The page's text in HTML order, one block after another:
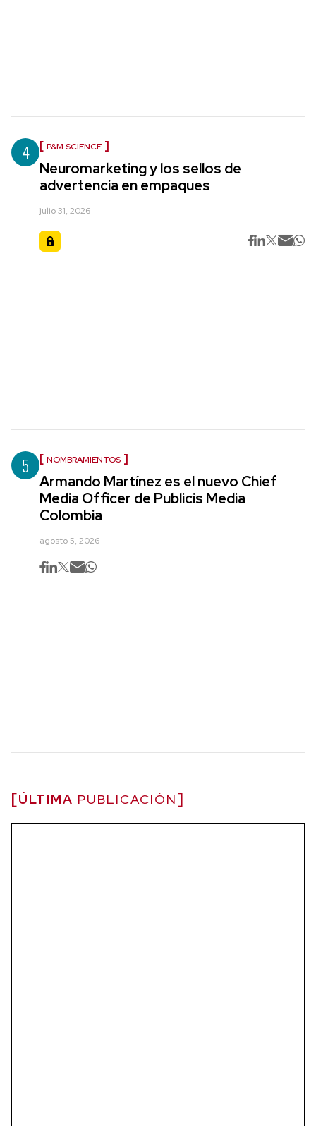
4 P&M SCIENCE
Neuromarketing y los sellos de
advertencia en empaques
julio 31, 2026
5 NOMBRAMIENTOS
Armando Martínez es el nuevo Chief
Media Officer de Publicis Media
Colombia
agosto 5, 2026
ÚLTIMA PUBLICACIÓN